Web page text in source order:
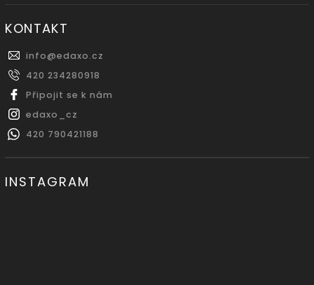
KONTAKT
info@edaxo.cz
420 234280918
Připojit se k nám
edaxo_cz
420 790421188
INSTAGRAM